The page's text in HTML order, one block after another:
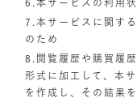
6.本サービスの利用
7.本サービスに関す
のため
8.閲覧履歴や購買履
形式に加工して、本
を作成し、その結果